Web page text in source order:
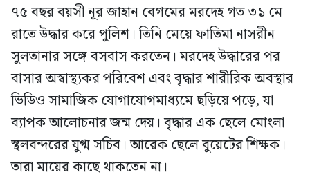
৭৫ বছর বয়সী নূর জাহান বেগমের মরদেহ গত ৩১ মে
রাতে উদ্ধার করে পুলিশ। তিনি মেয়ে ফাতিমা নাসরীন
সুলতানার সঙ্গে বসবাস করতেন। মরদেহ উদ্ধারের পর
বাসার অস্বাস্থ্যকর পরিবেশ এবং বৃদ্ধার শারীরিক অবস্থার
ভিডিও সামাজিক যোগাযোগমাধ্যমে ছড়িয়ে পড়ে, যা
ব্যাপক আলোচনার জন্ম দেয়। বৃদ্ধার এক ছেলে মোংলা
স্থলবন্দরের যুগ্ম সচিব। আরেক ছেলে বুয়েটের শিক্ষক।
তারা মায়ের কাছে থাকতেন না।